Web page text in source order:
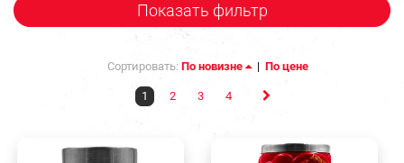
Показать фильтр
Сортировать: По новизне | По цене
1 2 3 4